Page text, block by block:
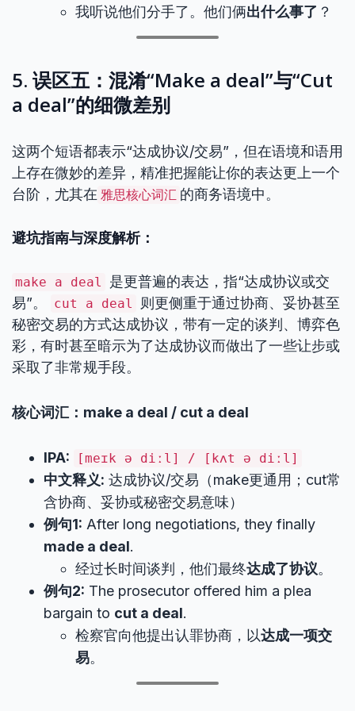
我听说他们分手了。他们俩出什么事了 ？
5. 误区五：混淆“Make a deal”与“Cut
a deal”的细微差别
这两个短语都表示“达成协议/交易”，但在语境和语用
上存在微妙的差异，精准把握能让你的表达更上一个
台阶，尤其在 雅思核心词汇 的商务语境中。
避坑指南与深度解析：
make a deal
是更普遍的表达，指“达成协议或交
易”。
cut a deal
则更侧重于通过协商、妥协甚至
秘密交易的方式达成协议，带有一定的谈判、博弈色
彩，有时甚至暗示为了达成协议而做出了一些让步或
采取了非常规手段。
核心词汇：make a deal / cut a deal
IPA: [meɪk ə diːl] / [kʌt ə diːl]
中文释义: 达成协议/交易（make更通用；cut常
含协商、妥协或秘密交易意味）
例句1: After long negotiations, they finally
made a deal.
经过长时间谈判，他们最终达成了协议。
例句2: The prosecutor offered him a plea
bargain to cut a deal.
检察官向他提出认罪协商，以达成一项交
易。